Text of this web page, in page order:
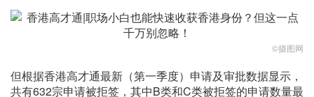
©摄图网
但根据香港高才通最新（第一季度）申请及审批数据显示，
共有632宗申请被拒签，其中B类和C类被拒签的申请数量最